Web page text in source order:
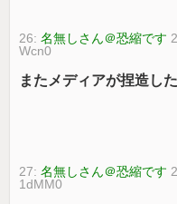
26:名無しさん＠恐縮です
Wcn0
またメディアが捏造し
27:名無しさん＠恐縮です
1dMM0